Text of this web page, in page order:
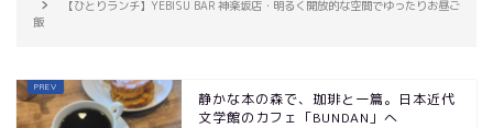
【ひとりランチ】YEBISU BAR 神楽坂店・明るく開放的な空間でゆったりお昼ご
飯
静かな本の森で、珈琲と一篇。日本近代
文学館のカフェ「BUNDAN」へ